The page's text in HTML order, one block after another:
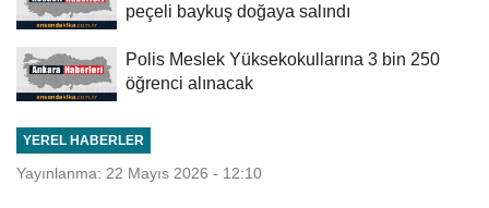
peçeli baykuş doğaya salındı
Polis Meslek Yüksekokullarına 3 bin 250
öğrenci alınacak
YEREL HABERLER
Yayınlanma: 22 Mayıs 2026 - 12:10